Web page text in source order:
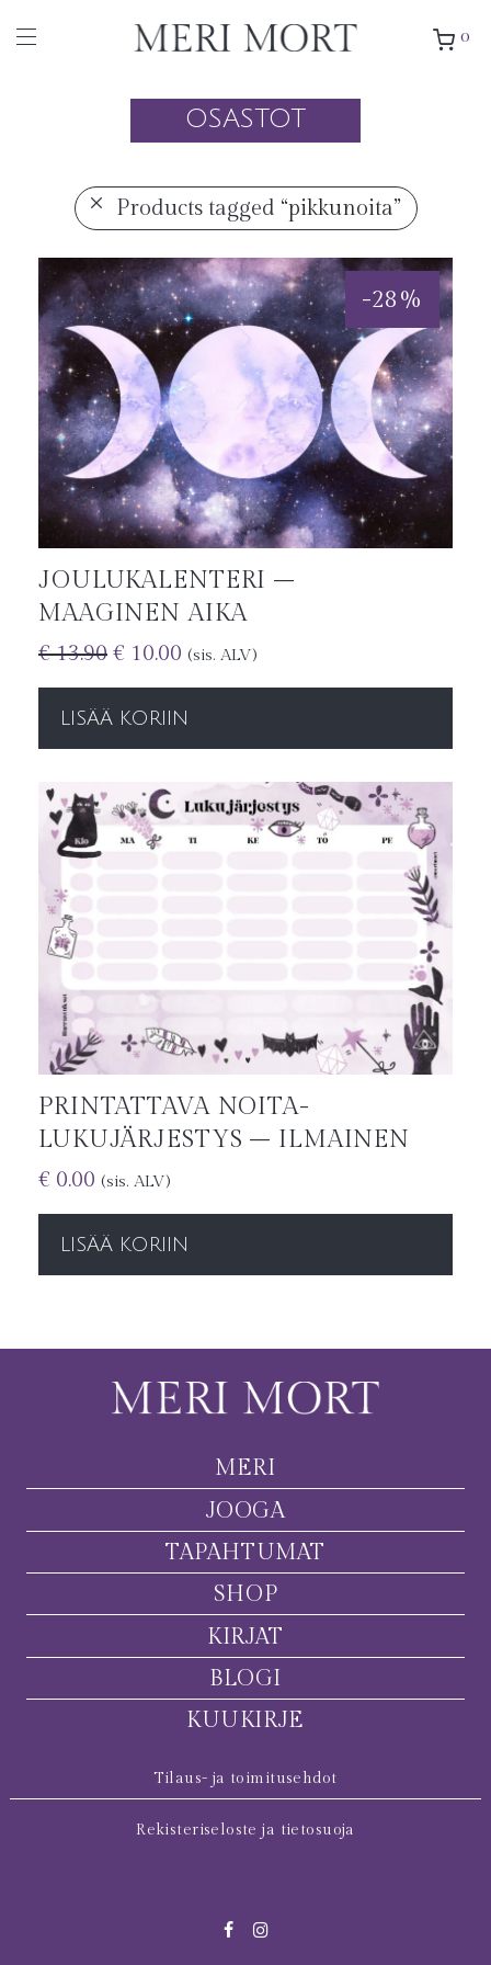
0
OSASTOT
Products tagged “pikkunoita”
-28%
JOULUKALENTERI –
MAAGINEN AIKA
€13.90 € 10.00 (sis. ALV)
LISÄÄ KORIIN
PRINTATTAVA NOITA-
LUKUJÄRJESTYS – ILMAINEN
€ 0.00 (sis. ALV)
LISÄÄ KORIIN
MERI
JOOGA
TAPAHTUMAT
SHOP
KIRJAT
BLOGI
KUUKIRJE
Tilaus- ja toimitusehdot
Rekisteriseloste ja tietosuoja